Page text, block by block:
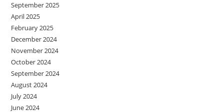
September 2025
April 2025
February 2025
December 2024
November 2024
October 2024
September 2024
August 2024
July 2024
June 2024